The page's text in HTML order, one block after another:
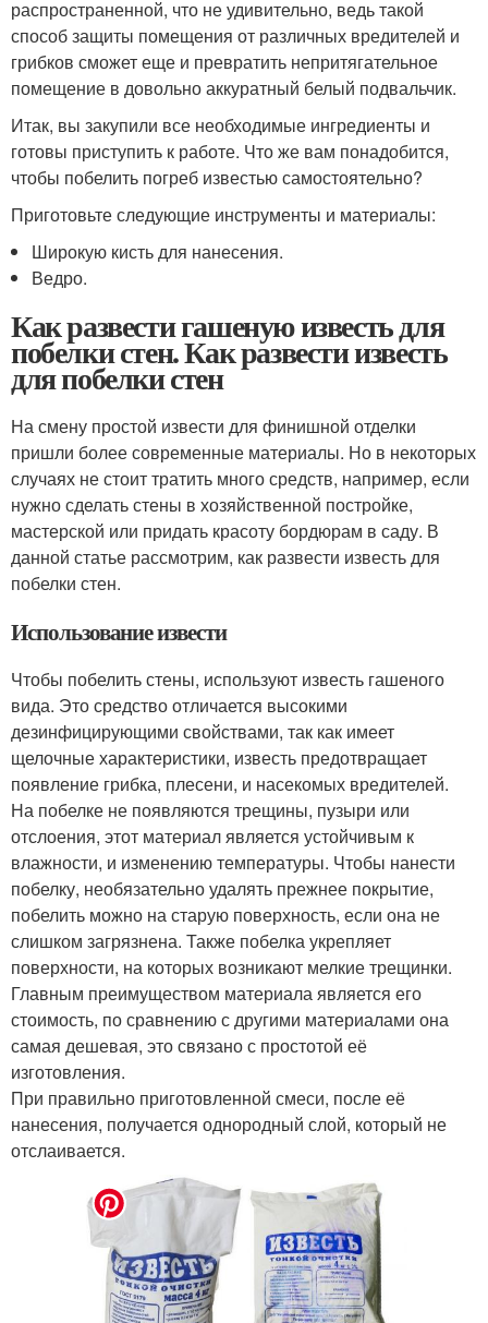
распространенной, что не удивительно, ведь такой
способ защиты помещения от различных вредителей и
грибков сможет еще и превратить непритягательное
помещение в довольно аккуратный белый подвальчик.
Итак, вы закупили все необходимые ингредиенты и
готовы приступить к работе. Что же вам понадобится,
чтобы побелить погреб известью самостоятельно?
Приготовьте следующие инструменты и материалы:
Широкую кисть для нанесения.
Ведро.
Как развести гашеную известь для
побелки стен. Как развести известь
для побелки стен
На смену простой извести для финишной отделки
пришли более современные материалы. Но в некоторых
случаях не стоит тратить много средств, например, если
нужно сделать стены в хозяйственной постройке,
мастерской или придать красоту бордюрам в саду. В
данной статье рассмотрим, как развести известь для
побелки стен.
Использование извести
Чтобы побелить стены, используют известь гашеного
вида. Это средство отличается высокими
дезинфицирующими свойствами, так как имеет
щелочные характеристики, известь предотвращает
появление грибка, плесени, и насекомых вредителей.
На побелке не появляются трещины, пузыри или
отслоения, этот материал является устойчивым к
влажности, и изменению температуры. Чтобы нанести
побелку, необязательно удалять прежнее покрытие,
побелить можно на старую поверхность, если она не
слишком загрязнена. Также побелка укрепляет
поверхности, на которых возникают мелкие трещинки.
Главным преимуществом материала является его
стоимость, по сравнению с другими материалами она
самая дешевая, это связано с простотой её
изготовления.
При правильно приготовленной смеси, после её
нанесения, получается однородный слой, который не
отслаивается.